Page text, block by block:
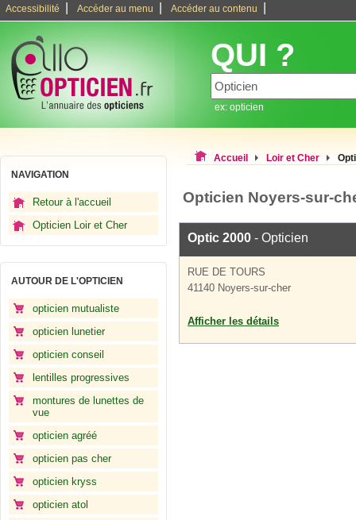
Accessibilité Accéder au menu Accéder au contenu
QUI ?
ex: opticien
NAVIGATION
Retour à l'accueil
Opticien Loir et Cher
AUTOUR DE L'OPTICIEN
opticien mutualiste
opticien lunetier
opticien conseil
lentilles progressives
montures de lunettes de
vue
opticien agréé
opticien pas cher
opticien kryss
opticien atol
Accueil Loir et Cher
Opticien Noyers-sur-
Optic 2000 - Opticien
RUE DE TOURS
41140 Noyers-sur-cher
Afficher les détails